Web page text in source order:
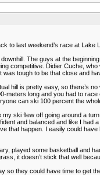
to last weekend’s race at
The guys at the
competitive. Didier Cuche,
tough to be that close and
hill is pretty easy, so there’s
meters long and you had to
can ski 100 percent the
my ski flew off going around a
and balanced and like I
that happen. I easily could
played some basketball and
it doesn’t stick that well
so they could have time to get